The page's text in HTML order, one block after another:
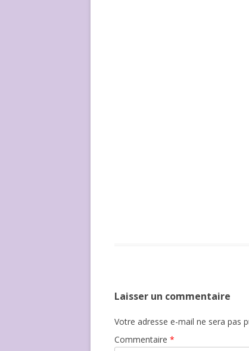
Laisser un commentaire
Votre adresse e-mail ne sera pas
Commentaire *